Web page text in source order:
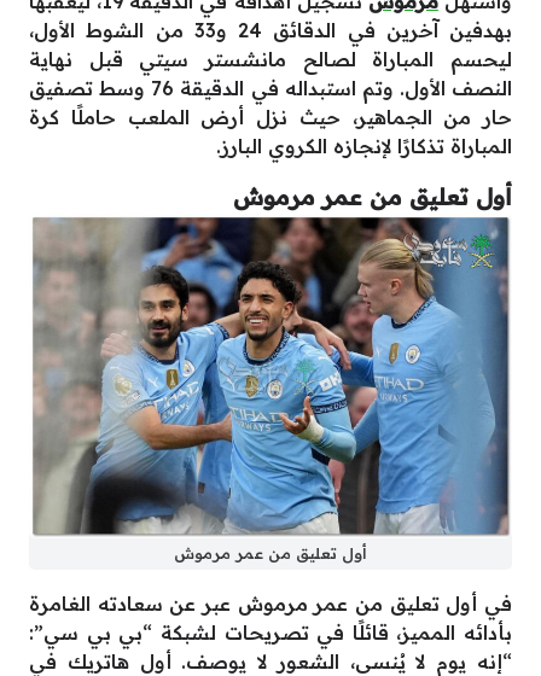
بهدفين آخرين في الدقائق 24 و33 من الشوط الأول،
ليحسم المباراة لصالح مانشستر سيتي قبل نهاية
النصف الأول. وتم استبداله في الدقيقة 76 وسط تصفيق
حار من الجماهير، حيث نزل أرض الملعب حاملًا كرة
المباراة تذكارًا لإنجازه الكروي البارز.
أول تعليق من عمر مرموش
أول تعليق من عمر مرموش
في أول تعليق من عمر مرموش عبر عن سعادته الغامرة
بأدائه المميز، قائلًا في تصريحات لشبكة “بي بي سي”:
“إنه يوم لا يُنسى، الشعور لا يوصف. أول هاتريك في